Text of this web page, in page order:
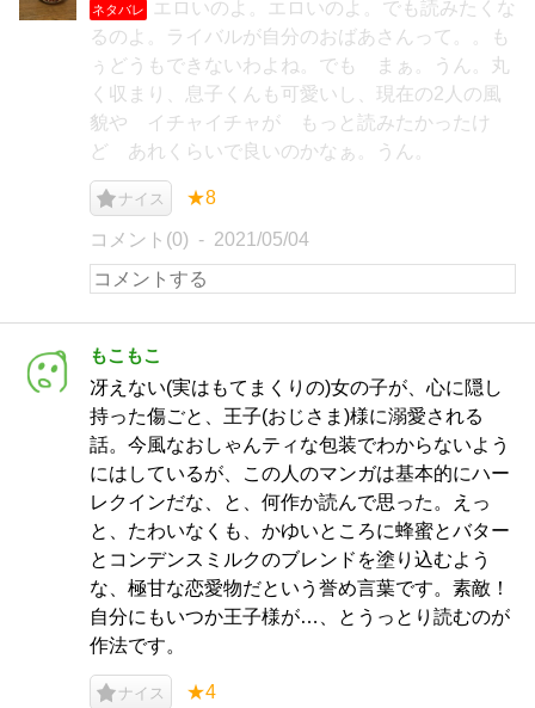
ネタバレ
エロいのよ。エロいのよ。でも読みたくな
るのよ。ライバルが自分のおばあさんって。。も
ぅどうもできないわよね。でも まぁ。うん。丸
く収まり、息子くんも可愛いし、現在の2人の風
貌や イチャイチャが もっと読みたかったけ
ど あれくらいで良いのかなぁ。うん。
ナイス ★8
コメント(0) 2021/05/04
もこもこ
冴えない(実はもてまくりの)女の子が、心に隠し
持った傷ごと、王子(おじさま)様に溺愛される
話。今風なおしゃんティな包装でわからないよう
にはしているが、この人のマンガは基本的にハー
レクインだな、と、何作か読んで思った。えっ
と、たわいなくも、かゆいところに蜂蜜とバター
とコンデンスミルクのブレンドを塗り込むよう
な、極甘な恋愛物だという誉め言葉です。素敵！
自分にもいつか王子様が…、とうっとり読むのが
作法です。
ナイス ★4